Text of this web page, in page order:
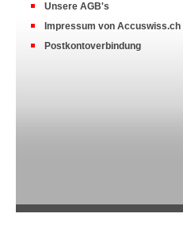
Unsere AGB's
Impressum von Accuswiss.ch
Postkontoverbindung